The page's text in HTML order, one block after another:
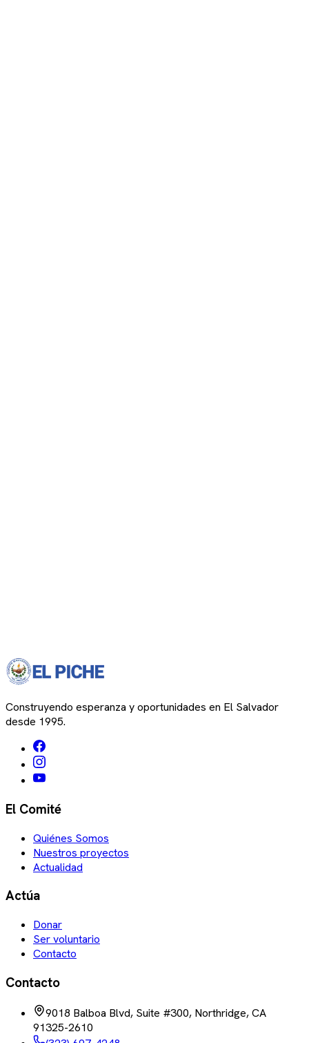
Construyendo esperanza y oportunidades en El Salvador
desde 1995.
El Comité
Quiénes Somos
Nuestros proyectos
Actualidad
Actúa
Donar
Ser voluntario
Contacto
Contacto
9018 Balboa Blvd, Suite #300, Northridge, CA
91325-2610